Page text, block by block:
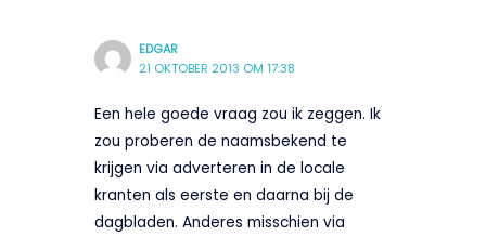
EDGAR
21 OKTOBER 2013 OM 17:38
Een hele goede vraag zou ik zeggen. Ik
zou proberen de naamsbekend te
krijgen via adverteren in de locale
kranten als eerste en daarna bij de
dagbladen. Anderes misschien via